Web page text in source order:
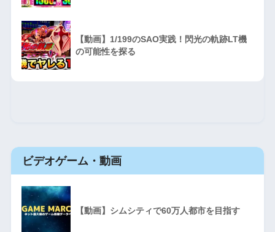
【動画】1/199のSAO実践！閃光の軌跡LT機
の可能性を探る
ビデオゲーム・動画
【動画】シムシティで60万人都市を目指す